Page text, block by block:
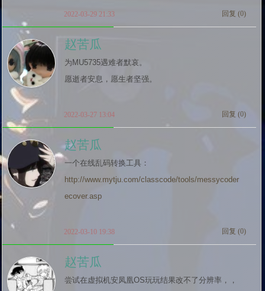
回复 (0)
2022-03-29 21:33
赵苦瓜
为MU5735遇难者默哀。
愿逝者安息，愿生者坚强。
回复 (0)
2022-03-27 13:04
赵苦瓜
一个在线乱码转换工具：
http://www.mytju.com/classcode/tools/messycoder
ecover.asp
回复 (0)
2022-03-10 19:38
赵苦瓜
尝试在虚拟机安凤凰OS玩玩结果改不了分辨率，，